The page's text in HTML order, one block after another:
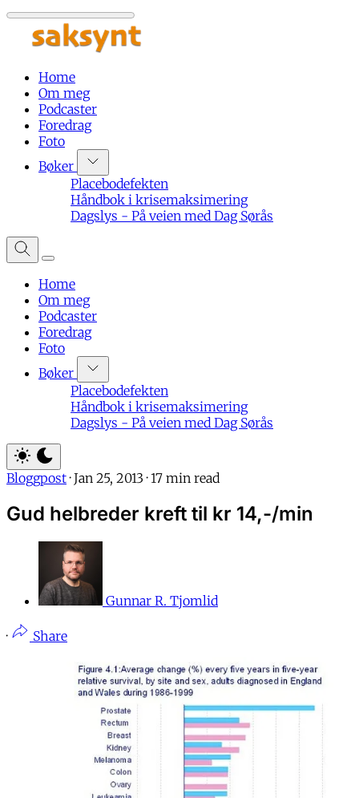
Home
Om meg
Podcaster
Foredrag
Foto
Bøker
Placebodefekten
Håndbok i krisemaksimering
Dagslys - På veien med Dag Sørås
Home
Om meg
Podcaster
Foredrag
Foto
Bøker
Placebodefekten
Håndbok i krisemaksimering
Dagslys - På veien med Dag Sørås
Bloggpost · Jan 25, 2013 · 17 min read
Gud helbreder kreft til kr 14,-/min
Gunnar R. Tjomlid
· Share